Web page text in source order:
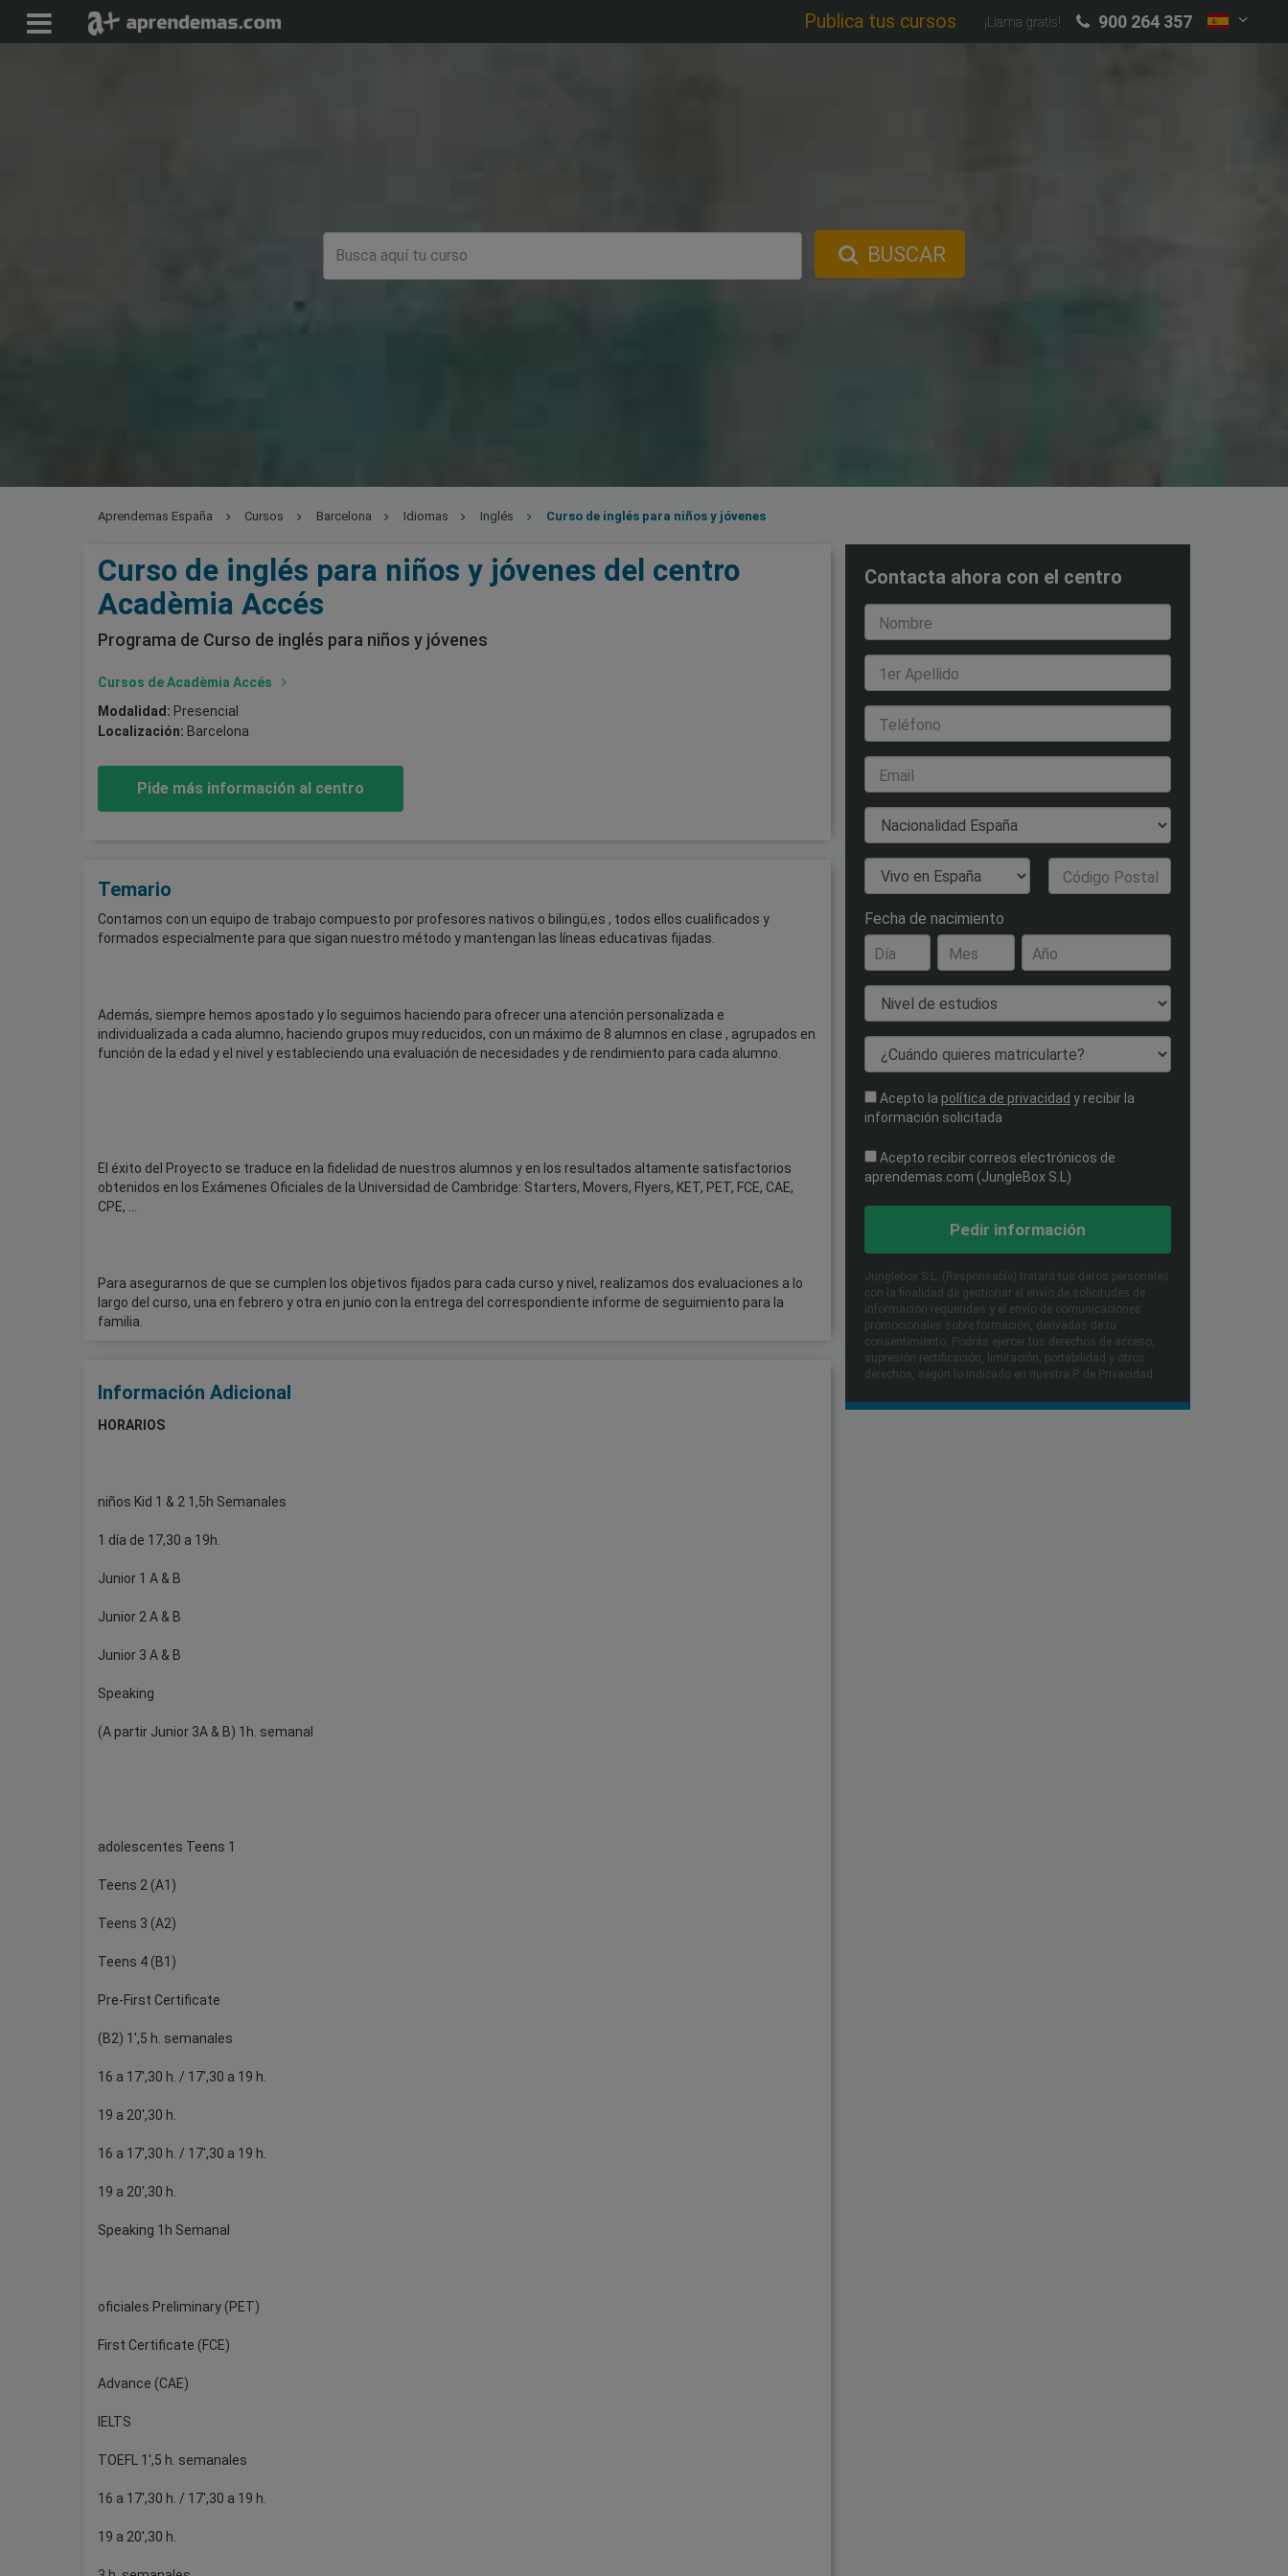
Publica tus cursos ¡Llama gratis! 900 264 357
BUSCAR
Aprendemas España Cursos Barcelona Idiomas Inglés Curso de inglés para niños y jóvenes
Curso de inglés para niños y jóvenes del centro
Acadèmia Accés
Programa de Curso de inglés para niños y jóvenes
Cursos de Acadèmia Accés
Modalidad: Presencial
Localización: Barcelona
Pide más información al centro
Temario
Contamos con un equipo de trabajo compuesto por profesores nativos o bilingü,es , todos ellos cualificados y
formados especialmente para que sigan nuestro método y mantengan las líneas educativas fijadas.
Además, siempre hemos apostado y lo seguimos haciendo para ofrecer una atención personalizada e
individualizada a cada alumno, haciendo grupos muy reducidos, con un máximo de 8 alumnos en clase , agrupados en
función de la edad y el nivel y estableciendo una evaluación de necesidades y de rendimiento para cada alumno.
El éxito del Proyecto se traduce en la fidelidad de nuestros alumnos y en los resultados altamente satisfactorios
obtenidos en los Exámenes Oficiales de la Universidad de Cambridge: Starters, Movers, Flyers, KET, PET, FCE, CAE,
CPE, ...
Para asegurarnos de que se cumplen los objetivos fijados para cada curso y nivel, realizamos dos evaluaciones a lo
largo del curso, una en febrero y otra en junio con la entrega del correspondiente informe de seguimiento para la
familia.
Información Adicional
HORARIOS
niños Kid 1 & 2 1,5h Semanales
1 día de 17,30 a 19h.
Junior 1 A & B
Junior 2 A & B
Junior 3 A & B
Speaking
(A partir Junior 3A & B) 1h. semanal
adolescentes Teens 1
Teens 2 (A1)
Teens 3 (A2)
Teens 4 (B1)
Pre-First Certificate
(B2) 1',5 h. semanales
16 a 17',30 h. / 17',30 a 19 h.
19 a 20',30 h.
16 a 17',30 h. / 17',30 a 19 h.
19 a 20',30 h.
Speaking 1h Semanal
oficiales Preliminary (PET)
First Certificate (FCE)
Advance (CAE)
IELTS
TOEFL 1',5 h. semanales
16 a 17',30 h. / 17',30 a 19 h.
19 a 20',30 h.
Contacta ahora con el centro
Nombre
1er Apellido
Teléfono
Email
Nacionalidad
País de Residencia Código Postal
Fecha de nacimiento
Día
Mes Año
Nivel de estudios
¿Cuándo quieres matricularte?
Acepto la política de privacidad y recibir la
información solicitada
Acepto recibir correos electrónicos de
aprendemas.com (JungleBox S.L)
Pedir información
Junglebox S.L. (Responsable) tratará tus datos personales
con la finalidad de gestionar el envío de solicitudes de
información requeridas y el envío de comunicaciones
promocionales sobre formación, derivadas de tu
consentimiento. Podrás ejercer tus derechos de acceso,
supresión rectificación, limitación, portabilidad y otros
derechos, según lo indicado en nuestra P. de Privacidad​